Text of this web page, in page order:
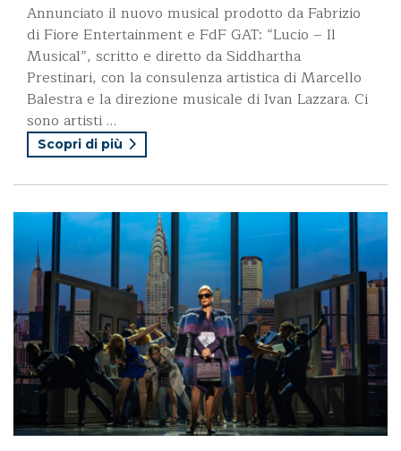
Annunciato il nuovo musical prodotto da Fabrizio
di Fiore Entertainment e FdF GAT: “Lucio – Il
Musical”, scritto e diretto da Siddhartha
Prestinari, con la consulenza artistica di Marcello
Balestra e la direzione musicale di Ivan Lazzara. Ci
sono artisti …
Scopri di più